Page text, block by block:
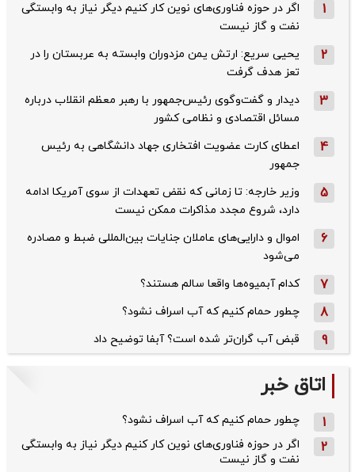
1
اگر در حوزه فناوری‌های نوین کار کنیم دیگر نیاز به وابستگی
نفت و گاز نیست
2
یحیی سریع: ارتش یمن مزدوران وابسته به عربستان را در
تعز هدف گرفت
3
دیدار و گفت‌وگوی رئیس‌جمهور با رهبر معظم انقلاب درباره
مسائل اقتصادی و نظامی کشور
4
اعطای کارت عضویت افتخاری جهاد دانشگاهی به رئیس‌
جمهور
5
وزیر خارجه: تا زمانی که نقض تعهدات از سوی آمریکا ادامه
دارد، شروع مجدد مذاکرات ممکن نیست
6
اموال و دارایی‌های عاملان جنایات بین‌المللی ضبط و مصادره
می‌شود
7 کدام آبمیوه‌ها واقعا سالم هستند؟
8 چطور حمام کنیم که آب اسراف نشود؟
9 قبض آب گران‌تر شده است؟ آبفا توضیح داد
اتاق خبر
1 چطور حمام کنیم که آب اسراف نشود؟
2
اگر در حوزه فناوری‌های نوین کار کنیم دیگر نیاز به وابستگی
نفت و گاز نیست